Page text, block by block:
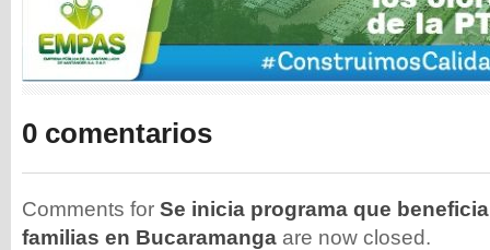
0 comentarios
Comments for Se inicia programa que
familias en Bucaramanga are now closed.